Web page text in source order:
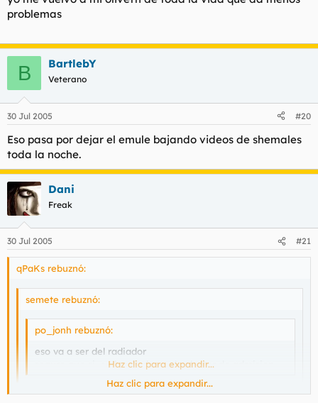
problemas
B BartlebY
Veterano
30 Jul 2005 #20
Eso pasa por dejar el emule bajando videos de shemales
toda la noche.
Dani
Freak
30 Jul 2005 #21
qPaKs rebuznó:
semete rebuznó:
po_jonh rebuznó:
eso va a ser del radiador
seguro que si. o el radiador o el colector de admision
Haz clic para expandir...
Haz clic para expandir...